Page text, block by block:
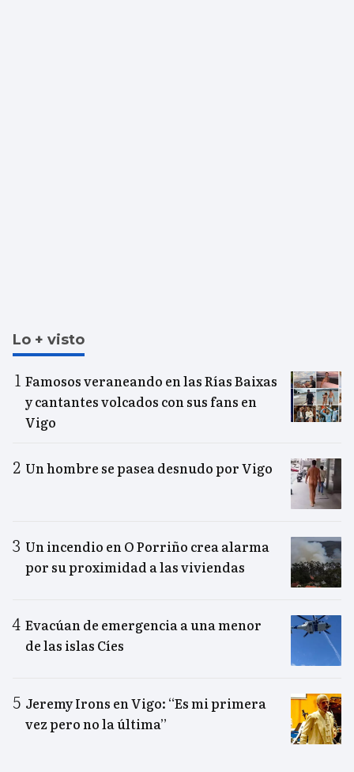
Lo + visto
Famosos veraneando en las Rías Baixas
y cantantes volcados con sus fans en
Vigo
Un hombre se pasea desnudo por Vigo
Un incendio en O Porriño crea alarma
por su proximidad a las viviendas
Evacúan de emergencia a una menor
de las islas Cíes
Jeremy Irons en Vigo: “Es mi primera
vez pero no la última”